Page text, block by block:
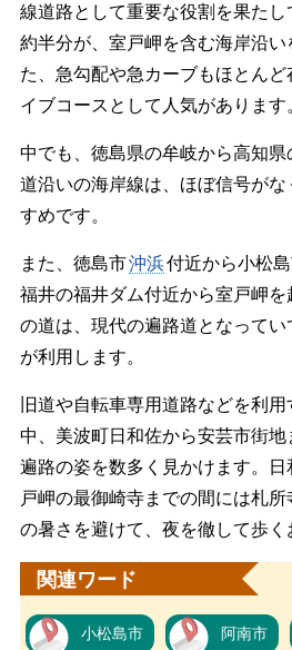
線道路として重要な役割を果た
約半分が、室戸岬を含む海岸沿い
た、急勾配や急カーブもほとん
イブコースとして人気があります
中でも、徳島県の牟岐から高知
道沿いの海岸線は、ほぼ信号が
すめです。
また、徳島市沖浜付近から小松
福井の福井ダム付近から室戸岬
の道は、現代の遍路道となって
が利用します。
旧道や自転車専用道路などを利
中、美波町日和佐から安芸市街地
遍路の姿を数多く見かけます。
戸岬の最御崎寺までの間には札
の暑さを避けて、夜を徹して歩く
関連ワード
小松島市 阿南市